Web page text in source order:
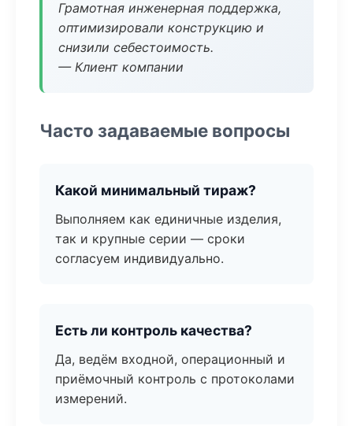
Грамотная инженерная поддержка,
оптимизировали конструкцию и
снизили себестоимость.
— Клиент компании
Часто задаваемые вопросы
Какой минимальный тираж?
Выполняем как единичные изделия,
так и крупные серии — сроки
согласуем индивидуально.
Есть ли контроль качества?
Да, ведём входной, операционный и
приёмочный контроль с протоколами
измерений.